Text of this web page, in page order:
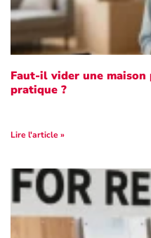
Faut-il vider une maison
pratique ?
Lire l'article »